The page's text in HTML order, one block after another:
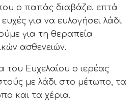
ο παπάς διαβάζει επτά
για να ευλογήσει λάδι
για τη θεραπεία
ασθενειών.
του Ευχελαίου ο ιερέας
με λάδι στο μέτωπο, τα
και τα χέρια.